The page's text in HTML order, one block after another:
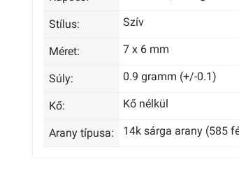
Stílus: Szív
Méret: 7 x 6 mm
Súly: 0.9 gramm (+/-0.1)
Kő: Kő nélkül
Arany típusa: 14k sárga arany (585